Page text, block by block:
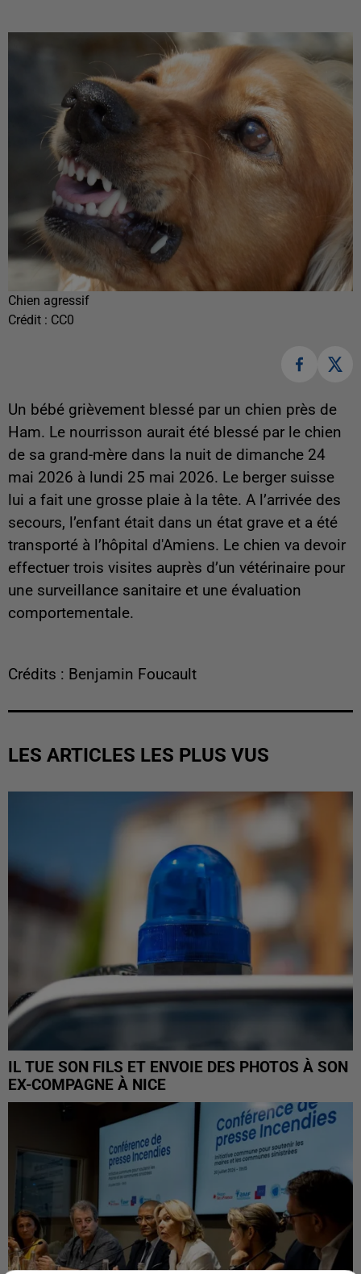
Chien agressif
Crédit : CC0
Un bébé grièvement blessé par un chien près de
Ham. Le nourrisson aurait été blessé par le chien
de sa grand-mère dans la nuit de dimanche 24
mai 2026 à lundi 25 mai 2026. Le berger suisse
lui a fait une grosse plaie à la tête. A l’arrivée des
secours, l’enfant était dans un état grave et a été
transporté à l’hôpital d'Amiens. Le chien va devoir
effectuer trois visites auprès d’un vétérinaire pour
une surveillance sanitaire et une évaluation
comportementale.
Crédits : Benjamin Foucault
LES ARTICLES LES PLUS VUS
IL TUE SON FILS ET ENVOIE DES PHOTOS À SON
EX-COMPAGNE À NICE